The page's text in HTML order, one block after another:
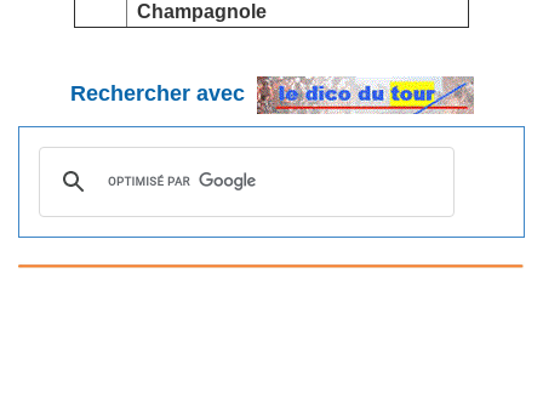
Champagnole
Rechercher avec